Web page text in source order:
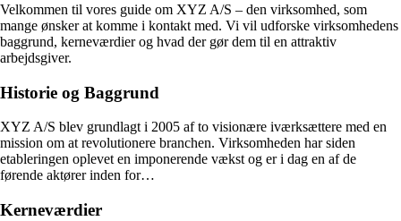
Velkommen til vores guide om XYZ A/S – den virksomhed, som
mange ønsker at komme i kontakt med. Vi vil udforske virksomhedens
baggrund, kerneværdier og hvad der gør dem til en attraktiv
arbejdsgiver.
Historie og Baggrund
XYZ A/S blev grundlagt i 2005 af to visionære iværksættere med en
mission om at revolutionere branchen. Virksomheden har siden
etableringen oplevet en imponerende vækst og er i dag en af de
førende aktører inden for…
Kerneværdier